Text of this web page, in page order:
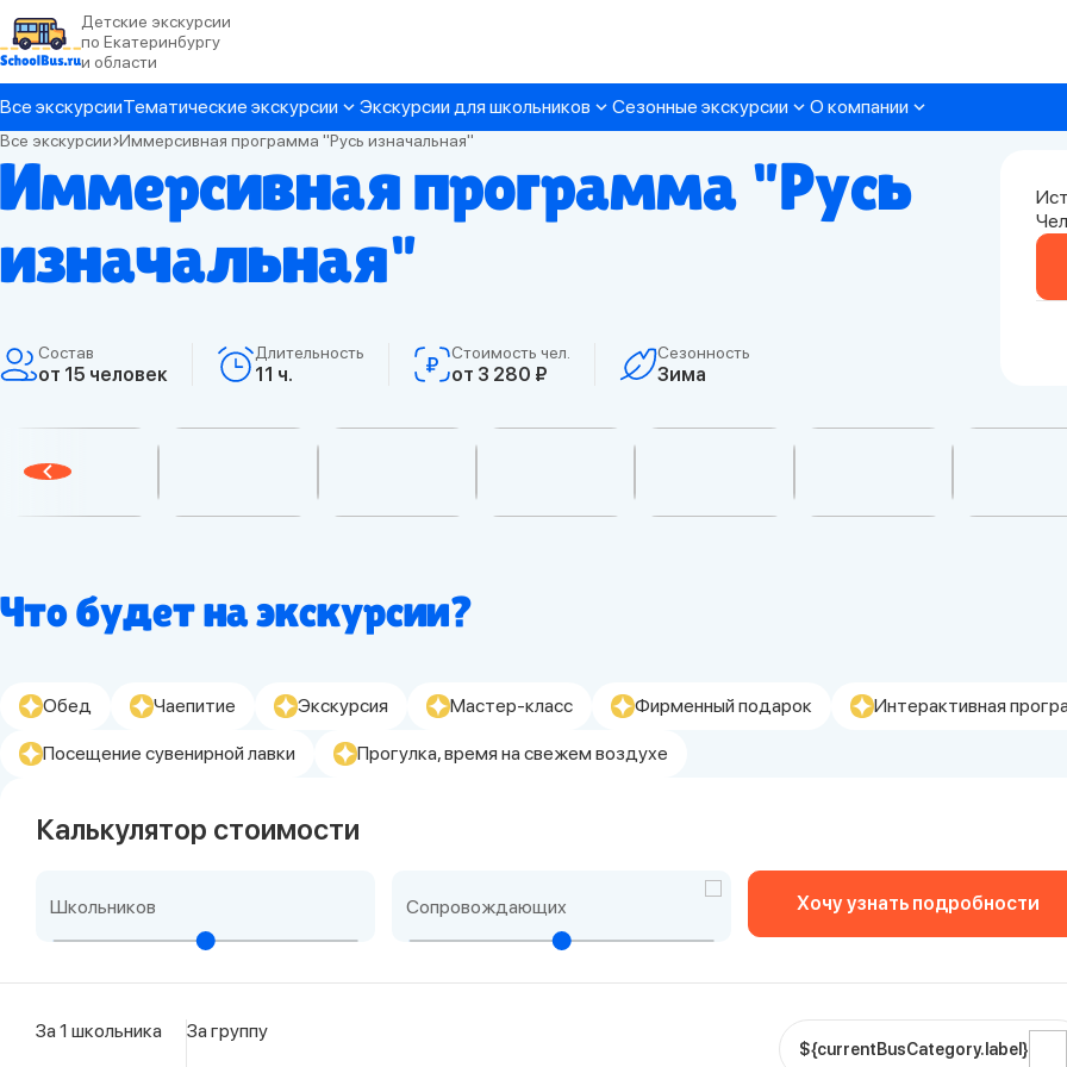
Детские экскурсии
по Екатеринбургу
и области
Все экскурсииТематические экскурсии Экскурсии для школьников Сезонные экскурсии О компании
Все экскурсии Иммерсивная программа "Русь изначальная"
Иммерсивная программа "Русь
изначальная"
Состав
от 15 человек
Длительность
11 ч.
Стоимость чел.
от 3 280 ₽
Сезонность
Зима
Что будет на экскурсии?
Обед Чаепитие Экскурсия Мастер-класс Фирменный подарок Интерактивная
Посещение сувенирной лавки Прогулка, время на свежем воздухе
Калькулятор стоимости
Школьников Сопровождающих Хочу узнать подробности
За 1 школьника За группу
${currentBusCategory.label}